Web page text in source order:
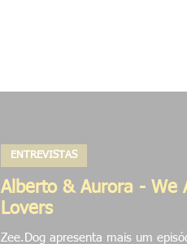
Alberto & Aurora - We
Lovers
Zee.Dog apresenta mais um
ENTREVISTAS